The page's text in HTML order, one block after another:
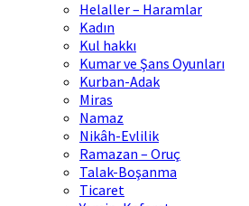
Helaller – Haramlar
Kadın
Kul hakkı
Kumar ve Şans Oyunları
Kurban-Adak
Miras
Namaz
Nikâh-Evlilik
Ramazan – Oruç
Talak-Boşanma
Ticaret